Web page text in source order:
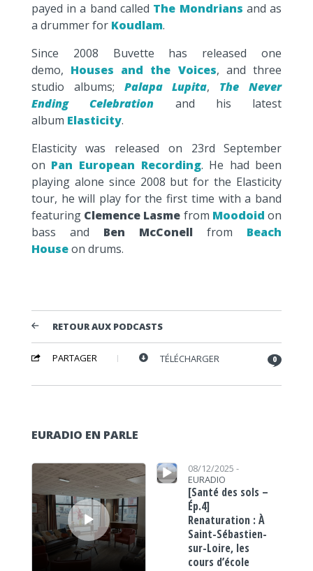
payed in a band called The Mondrians and as
a drummer for Koudlam.
Since 2008 Buvette has released one
demo, Houses and the Voices, and three
studio albums; Palapa Lupita, The Never
Ending Celebration and his latest
album Elasticity.
Elasticity was released on 23rd September
on Pan European Recording. He had been
playing alone since 2008 but for the Elasticity
tour, he will play for the first time with a band
featuring Clemence Lasme from Moodoid on
bass and Ben McConell from Beach
Houseon drums.
RETOUR AUX PODCASTS
PARTAGER TÉLÉCHARGER 0
EURADIO EN PARLE
Lecteur audio
Lecteur audio
08/12/2025 -
EURADIO
[Santé des sols –
Ép.4]
Renaturation : À
Saint-Sébastien-
sur-Loire, les
cours d’école